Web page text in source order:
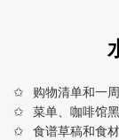
购物清单和一
菜单、咖啡馆
食谱草稿和食